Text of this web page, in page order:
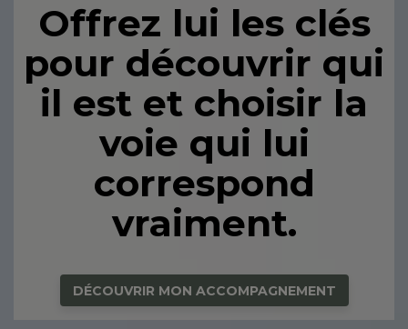
Offrez lui les clés
pour découvrir qui
il est et choisir la
voie qui lui
correspond
vraiment.
DÉCOUVRIR MON ACCOMPAGNEMENT